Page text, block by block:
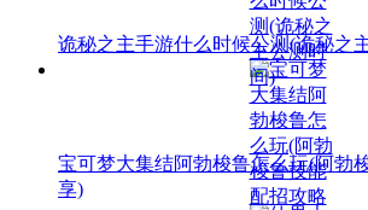
诡秘之主手游什么时候公测(诡秘之
宝可梦大集结阿勃梭鲁怎么玩(阿勃
享)